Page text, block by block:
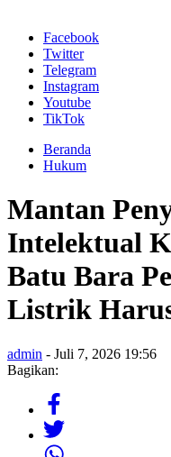
Facebook
Twitter
Telegram
Instagram
Youtube
TikTok
Beranda
Hukum
Mantan
Intelektual
Batu Bara
Listrik
admin - Juli 7, 2026 19:56
Bagikan: